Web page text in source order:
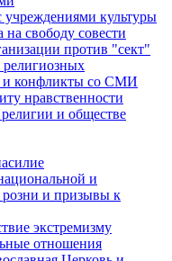
культуры
на свободу совести
против "сект"
и конфликты со СМИ
нравственности
и обществе
и
розни и призывы к
экстремизму
отношения